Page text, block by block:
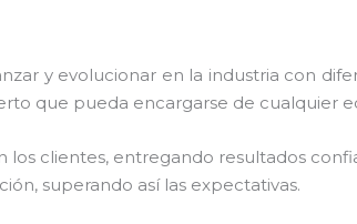
y evolucionar en la industria con
que pueda encargarse de cualquier
clientes, entregando resultados
superando así las expectativas.